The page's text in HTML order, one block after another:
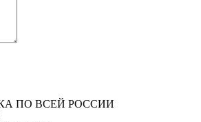
ПО ВСЕЙ РОССИИ